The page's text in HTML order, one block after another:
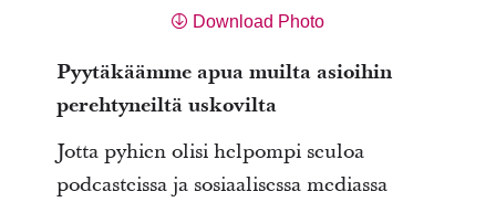
Download Photo
Pyytäkäämme apua muilta asioihin
perehtyneiltä uskovilta
Jotta pyhien olisi helpompi seuloa
podcasteissa ja sosiaalisessa mediassa